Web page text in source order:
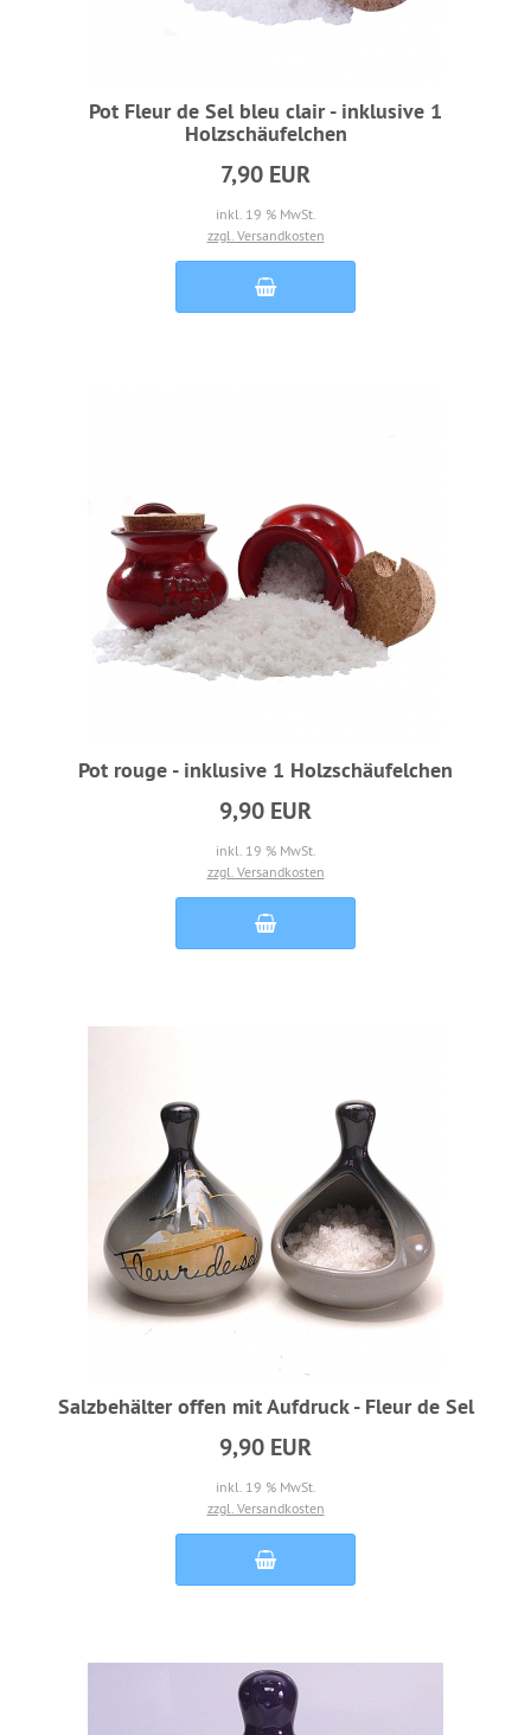
Pot Fleur de Sel bleu clair - inklusive 1
Holzschäufelchen
7,90 EUR
inkl. 19 % MwSt.
zzgl. Versandkosten
Pot rouge - inklusive 1 Holzschäufelchen
9,90 EUR
inkl. 19 % MwSt.
zzgl. Versandkosten
Salzbehälter offen mit Aufdruck - Fleur de Sel
9,90 EUR
inkl. 19 % MwSt.
zzgl. Versandkosten